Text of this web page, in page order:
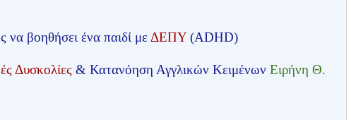
να βοηθήσει ένα παιδί με ΔΕΠΥ(ADHD)
Δυσκολίες & Κατανόηση Αγγλικών Κειμένων Ειρήνη Θ.